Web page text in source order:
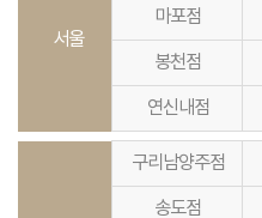
서울
마포점
봉천점
연신내점
구리남양주점
송도점